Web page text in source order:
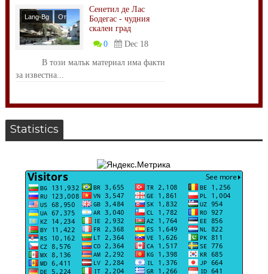
Lang-Bg
От
Света
Сенетил де Лас
Бодегас - чудния
скален град
0
Dec 18
В този малък материал има факти
за известна...
Statistics